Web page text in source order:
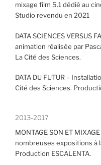
mixage film 5.1 dédié au
Studio revendu en 2021
DATA SCIENCES VERSUS
animation réalisée par
La Cité des Sciences.
DATA DU FUTUR –
Cité des Sciences.
2013-2017
MONTAGE SON ET
nombreuses expositions à
Production ESCALENTA.